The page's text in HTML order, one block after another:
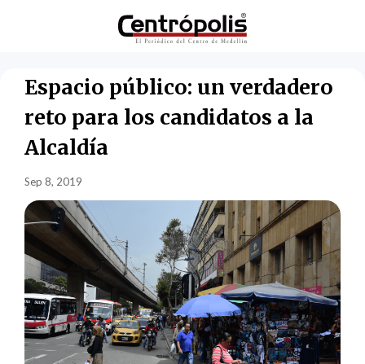
Espacio público: un verdadero
reto para los candidatos a la
Alcaldía
Sep 8, 2019